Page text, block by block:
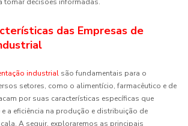
tomar decisões informadas.
das Empresas de
industrial são fundamentais para o
setores, como o alimentício, farmacêutico e de
por suas características específicas que
a eficiência na produção e distribuição de
A seguir, exploraremos as principais